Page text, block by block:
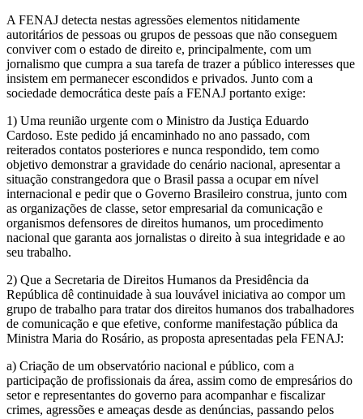
A FENAJ detecta nestas agressões elementos nitidamente
autoritários de pessoas ou grupos de pessoas que não conseguem
conviver com o estado de direito e, principalmente, com um
jornalismo que cumpra a sua tarefa de trazer a público interesses que
insistem em permanecer escondidos e privados. Junto com a
sociedade democrática deste país a FENAJ portanto exige:
1) Uma reunião urgente com o Ministro da Justiça Eduardo
Cardoso. Este pedido já encaminhado no ano passado, com
reiterados contatos posteriores e nunca respondido, tem como
objetivo demonstrar a gravidade do cenário nacional, apresentar a
situação constrangedora que o Brasil passa a ocupar em nível
internacional e pedir que o Governo Brasileiro construa, junto com
as organizações de classe, setor empresarial da comunicação e
organismos defensores de direitos humanos, um procedimento
nacional que garanta aos jornalistas o direito à sua integridade e ao
seu trabalho.
2) Que a Secretaria de Direitos Humanos da Presidência da
República dê continuidade à sua louvável iniciativa ao compor um
grupo de trabalho para tratar dos direitos humanos dos trabalhadores
de comunicação e que efetive, conforme manifestação pública da
Ministra Maria do Rosário, as proposta apresentadas pela FENAJ:
a) Criação de um observatório nacional e público, com a
participação de profissionais da área, assim como de empresários do
setor e representantes do governo para acompanhar e fiscalizar
crimes, agressões e ameaças desde as denúncias, passando pelos